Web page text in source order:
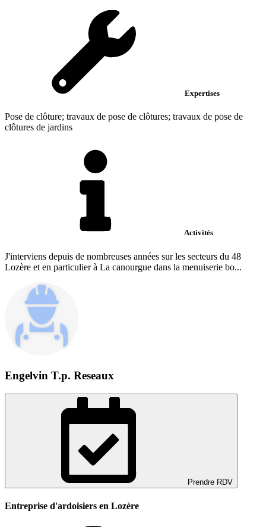
Expertises
Pose de clôture; travaux de pose de clôtures; travaux de pose de
clôtures de jardins
Activités
J'interviens depuis de nombreuses années sur les secteurs du 48
Lozère et en particulier à La canourgue dans la menuiserie bo...
Engelvin T.p. Reseaux
Prendre RDV
Entreprise d'ardoisiers en Lozère